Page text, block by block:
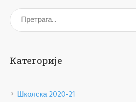
Категорије
Школска 2020-21